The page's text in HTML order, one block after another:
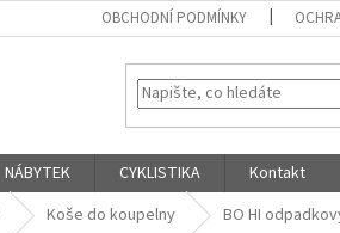
OBCHODNÍ PODMÍNKY
NÁBYTEK CYKLISTIKA
Kontakt
Koše do koupelny BO HI